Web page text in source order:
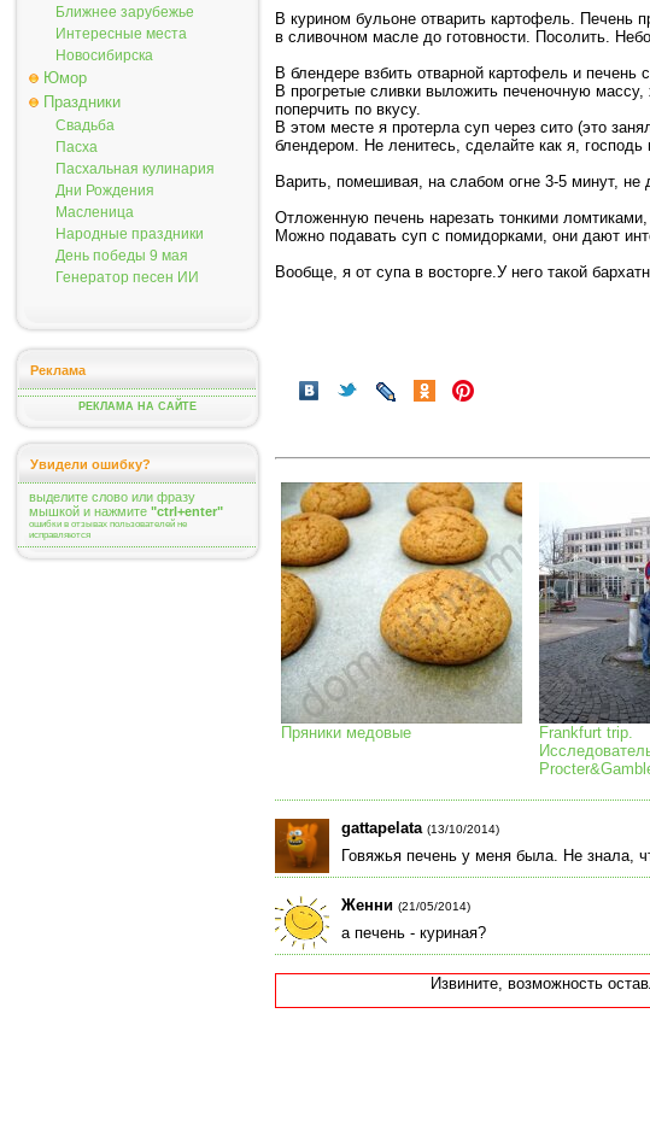
Ближнее зарубежье
Интересные места
Новосибирска
Юмор
Праздники
Свадьба
Пасха
Пасхальная кулинария
Дни Рождения
Масленица
Народные праздники
День победы 9 мая
Генератор песен ИИ
Реклама
РЕКЛАМА НА САЙТЕ
Увидели ошибку?
выделите слово или фразу
мышкой и нажмите "ctrl+enter"
ошибки в отзывах пользователей не
исправляются
В курином бульоне отварить картофель. Печень
в сливочном масле до готовности. Посолить.
В блендере взбить отварной картофель и печень
В прогретые сливки выложить печеночную
поперчить по вкусу.
В этом месте я протерла суп через сито (это
блендером. Не ленитесь, сделайте как я,
Варить, помешивая, на слабом огне 3-5 минут, не
Отложенную печень нарезать тонкими
Можно подавать суп с помидорками, они дают
Вообще, я от супа в восторге.У него такой
Пряники медовые
Frankfurt trip.
gattapelata (13/10/2014)
Говяжья печень у меня была. Не знала,
Женни (21/05/2014)
а печень - куриная?
Извините, возможность